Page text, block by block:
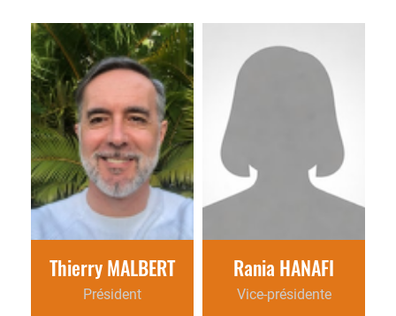
Thierry MALBERT
Président
Rania HANAFI
Vice-présidente